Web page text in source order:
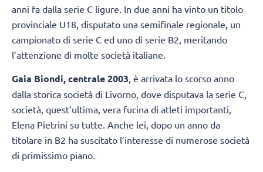
anni fa dalla serie C ligure. In due anni ha vinto un titolo
provinciale U18, disputato una semifinale regionale, un
campionato di serie C ed uno di serie B2, meritando
l’attenzione di molte società italiane.
Gaia Biondi, centrale 2003, è arrivata lo scorso anno
dalla storica società di Livorno, dove disputava la serie C,
società, quest’ultima, vera fucina di atleti importanti,
Elena Pietrini su tutte. Anche lei, dopo un anno da
titolare in B2 ha suscitato l’interesse di numerose società
di primissimo piano.